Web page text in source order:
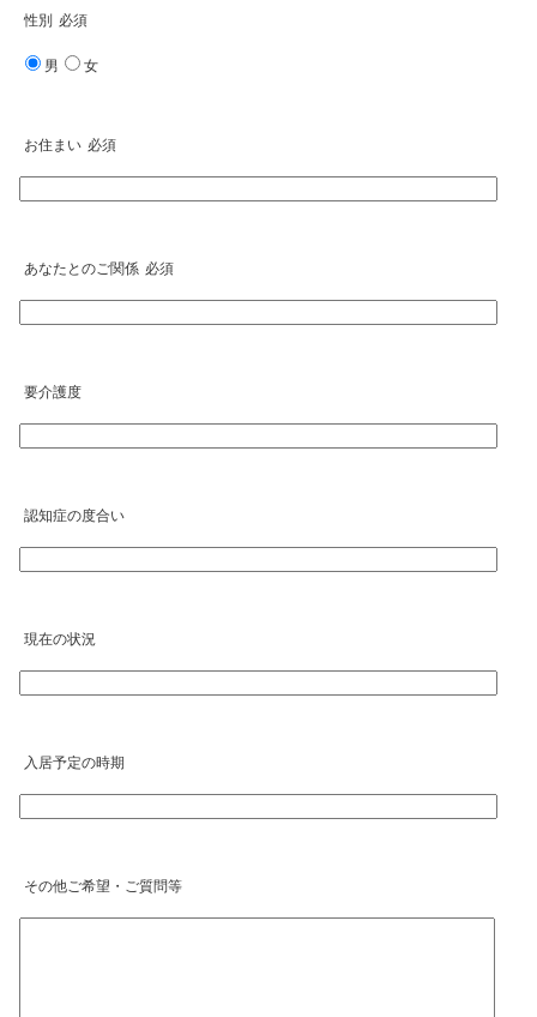
性別 必須
男 女
お住まい 必須
あなたとのご関係 必須
要介護度
認知症の度合い
現在の状況
入居予定の時期
その他ご希望・ご質問等